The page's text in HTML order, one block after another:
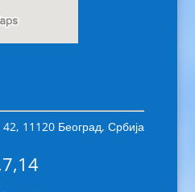
11120 Београд, Србија